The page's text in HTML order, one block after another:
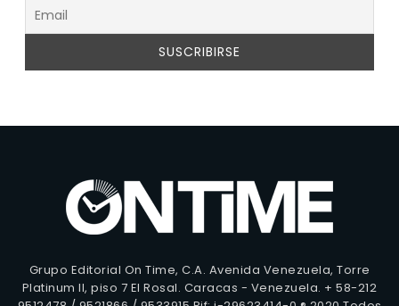
Grupo Editorial On Time, C.A. Avenida Venezuela, Torre
Platinum II, piso 7 El Rosal. Caracas - Venezuela. + 58-212